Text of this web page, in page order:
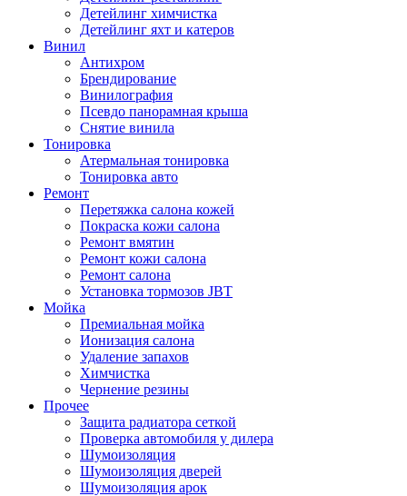
Детейлинг химчистка
Детейлинг яхт и катеров
Винил
Антихром
Брендирование
Винилография
Псевдо панорамная крыша
Снятие винила
Тонировка
Атермальная тонировка
Тонировка авто
Ремонт
Перетяжка салона кожей
Покраска кожи салона
Ремонт вмятин
Ремонт кожи салона
Ремонт салона
Установка тормозов JBT
Мойка
Премиальная мойка
Ионизация салона
Удаление запахов
Химчистка
Чернение резины
Прочее
Защита радиатора сеткой
Проверка автомобиля у дилера
Шумоизоляция
Шумоизоляция дверей
Шумоизоляция арок